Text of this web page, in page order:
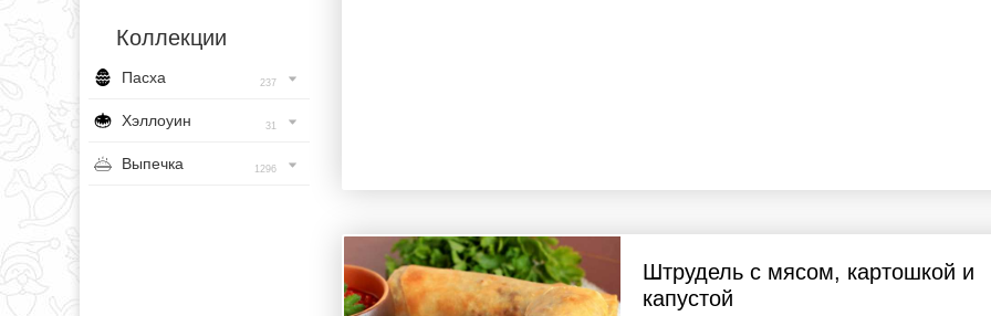
Коллекции
Пасха 237
Хэллоуин 31
Выпечка 1296
Штрудель с мясом, картошкой и
капустой